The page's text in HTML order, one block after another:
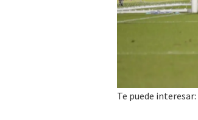
Te puede interesar: